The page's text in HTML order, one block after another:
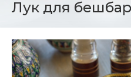
Лук для